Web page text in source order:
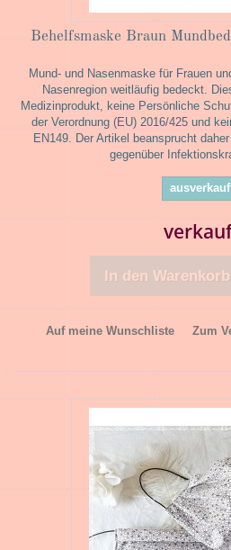
Behelfsmaske Braun
Mund- und Nasenmaske für Frauen
Nasenregion weitläufig bedeckt.
Medizinprodukt, keine Persönliche
der Verordnung (EU) 2016/425 und
EN149. Der Artikel beansprucht
gegenüber
In den Warenkorb
Auf meine Wunschliste Zum